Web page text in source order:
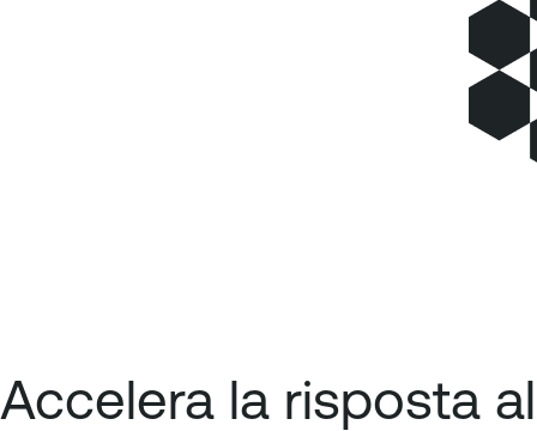
Accelera la risposta